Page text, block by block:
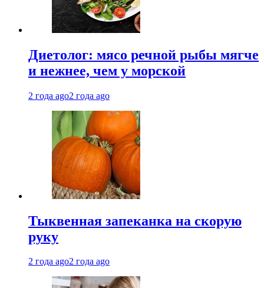
Диетолог: мясо речной рыбы мягче
и нежнее, чем у морской
2 года ago2 года ago
Тыквенная запеканка на скорую
руку
2 года ago2 года ago